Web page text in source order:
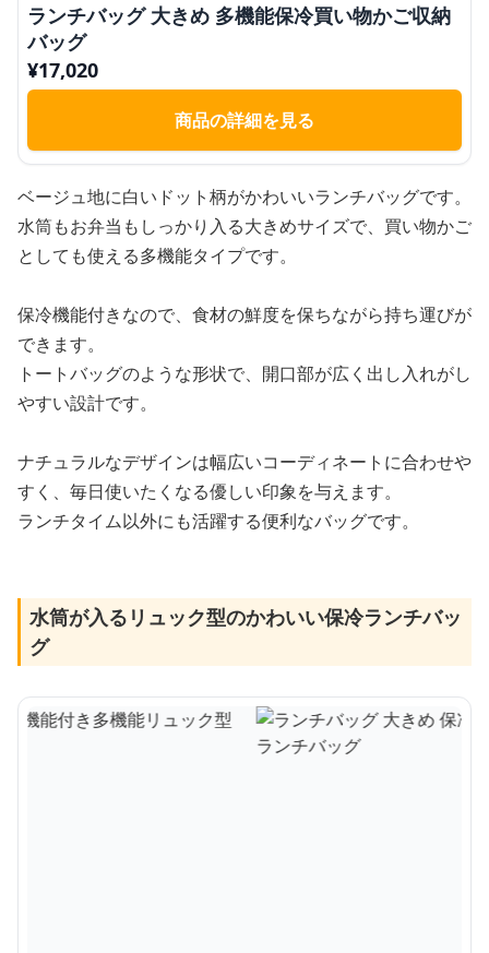
ランチバッグ 大きめ 多機能保冷買い物かご収納
バッグ
¥17,020
商品の詳細を見る
ベージュ地に白いドット柄がかわいいランチバッグです。
水筒もお弁当もしっかり入る大きめサイズで、買い物かご
としても使える多機能タイプです。
保冷機能付きなので、食材の鮮度を保ちながら持ち運びが
できます。
トートバッグのような形状で、開口部が広く出し入れがし
やすい設計です。
ナチュラルなデザインは幅広いコーディネートに合わせや
すく、毎日使いたくなる優しい印象を与えます。
ランチタイム以外にも活躍する便利なバッグです。
水筒が入るリュック型のかわいい保冷ランチバッ
グ